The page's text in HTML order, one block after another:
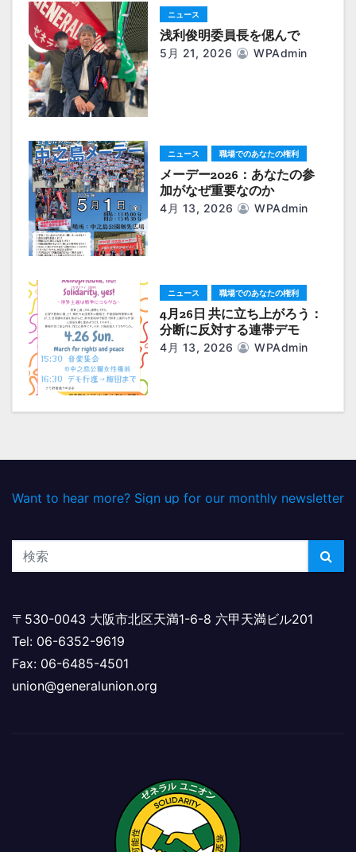
ー
シ
ョ
ン
ニュース
浅利俊明委員長を偲んで
5月 21, 2026 WPAdmin
ニュース 職場でのあなたの権利
メーデー2026：あなたの参
加がなぜ重要なのか
4月 13, 2026 WPAdmin
ニュース 職場でのあなたの権利
4月26日 共に立ち上がろう：
分断に反対する連帯デモ
4月 13, 2026 WPAdmin
Want to hear more? Sign up for our monthly newsletter
〒530-0043 大阪市北区天満1-6-8 六甲天満ビル201
Tel: 06-6352-9619
Fax: 06-6485-4501
union@generalunion.org